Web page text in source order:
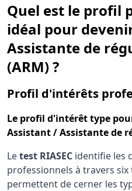
Quel est le profil
idéal pour
Assistante de
(ARM) ?
Profil d'intérêts
Le profil d'intérêt type
Assistant / Assistante de
Letest RIASEC identifie les
professionnels à travers six
permettent de cerner les